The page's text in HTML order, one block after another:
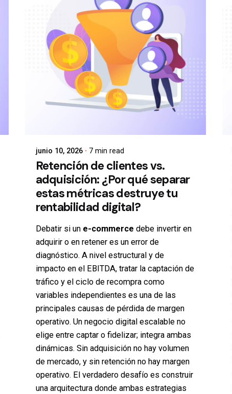
junio 10, 2026 7 min read
Retención de clientes vs.
adquisición: ¿Por qué separar
estas métricas destruye tu
rentabilidad digital?
Debatir si un e-commerce debe invertir en
adquirir o en retener es un error de
diagnóstico. A nivel estructural y de
impacto en el EBITDA, tratar la captación de
tráfico y el ciclo de recompra como
variables independientes es una de las
principales causas de pérdida de margen
operativo. Un negocio digital escalable no
elige entre captar o fidelizar; integra ambas
dinámicas. Sin adquisición no hay volumen
de mercado, y sin retención no hay margen
operativo. El verdadero desafío es construir
una arquitectura donde ambas estrategias